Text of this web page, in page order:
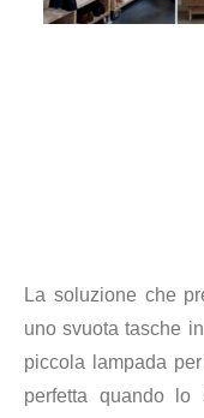
La soluzione che
uno svuota tasche
piccola lampada
perfetta quando lo